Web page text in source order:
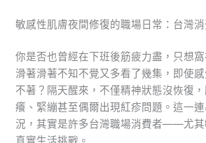
敏感性肌膚夜間修復的職場日常：台灣
你是否也曾經在下班後筋疲力盡，只想窩
滑著滑著不知不覺又多看了幾集，即使
不著？隔天醒來，不僅精神狀態沒恢復
癢、緊繃甚至偶爾出現紅疹問題。這一
況，其實是許多台灣職場消費者——尤其